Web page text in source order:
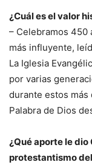
¿Cuál es el valor
– Celebramos 450
más influyente,
La Iglesia
por varias
durante estos
Palabra de Dios
¿Qué aporte le dio
protestantismo